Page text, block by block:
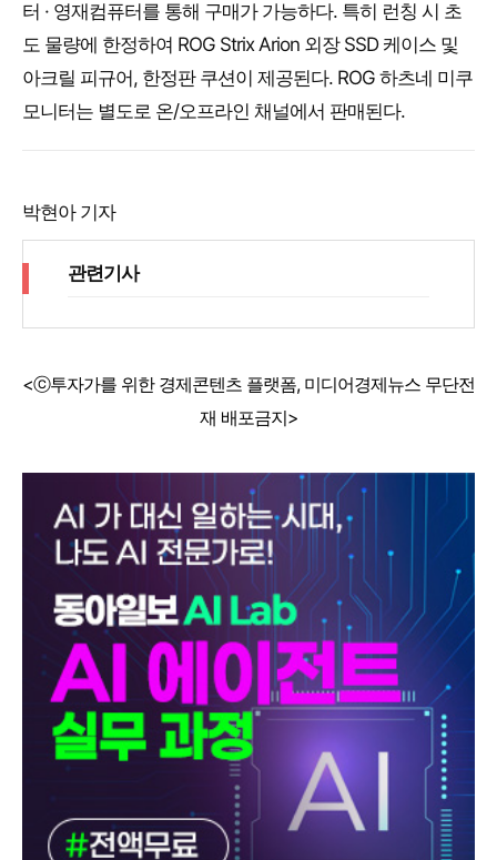
터 · 영재컴퓨터를 통해 구매가 가능하다. 특히 런칭 시 초
도 물량에 한정하여 ROG Strix Arion 외장 SSD 케이스 및
아크릴 피규어, 한정판 쿠션이 제공된다. ROG 하츠네 미쿠
모니터는 별도로 온/오프라인 채널에서 판매된다.
박현아 기자
관련기사
<ⓒ투자가를 위한 경제콘텐츠 플랫폼, 미디어경제뉴스 무단전
재 배포금지>